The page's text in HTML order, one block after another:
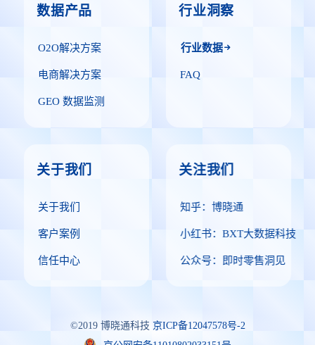
数据产品
O2O解决方案
电商解决方案
GEO 数据监测
行业洞察
行业数据
FAQ
关于我们
关于我们
客户案例
信任中心
关注我们
知乎：博晓通
小红书：BXT大数据科技
公众号：即时零售洞见
©2019 博晓通科技 京ICP备12047578号-2